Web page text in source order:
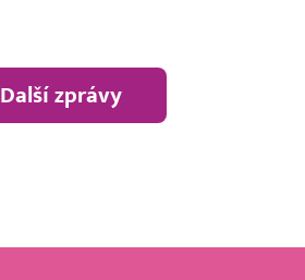
Další zprávy